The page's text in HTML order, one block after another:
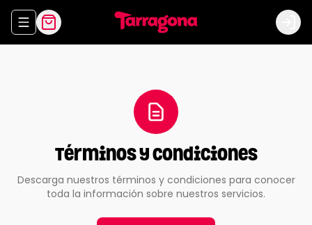
Abrir menu de navegación Login
Términos y Condiciones
Descarga nuestros términos y condiciones para conocer
toda la información sobre nuestros servicios.